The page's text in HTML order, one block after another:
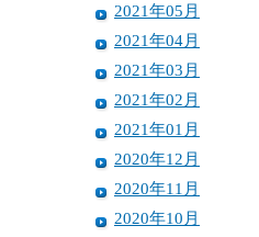
2021年05月
2021年04月
2021年03月
2021年02月
2021年01月
2020年12月
2020年11月
2020年10月